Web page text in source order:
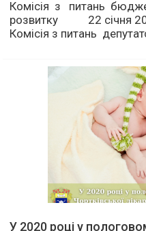
Комісія з питань
розвитку 22 січня
Комісія з питань
У 2020 році у